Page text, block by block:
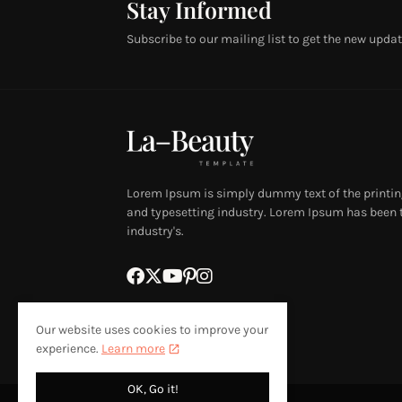
Stay Informed
Subscribe to our mailing list to get the new
Lorem Ipsum is simply dummy text of the
and typesetting industry. Lorem Ipsum has been
industry's.
Our website uses cookies to improve your
experience. Learn more
OK, Go it!